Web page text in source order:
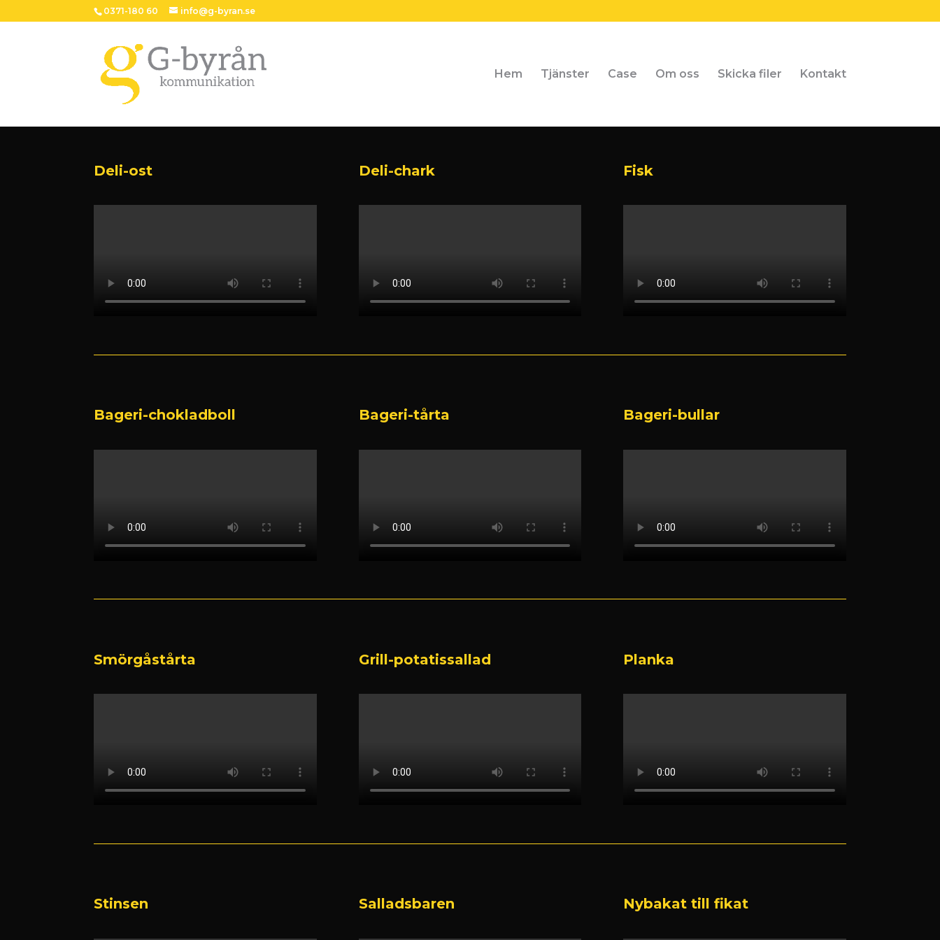
0371-180 60 info@g-byran.se
Hem Tjänster Case Om oss Skicka filer Kontakt
Deli-ost Deli-chark Fisk
Bageri-chokladboll Bageri-tårta Bageri-bullar
Smörgåstårta Grill-potatissallad Planka
Stinsen Salladsbaren Nybakat till fikat